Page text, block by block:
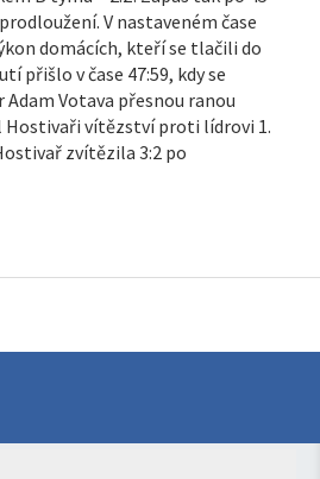
V nastaveném čase
domácích, kteří se tlačili do
přišlo v čase 47:59, kdy se
Votava přesnou ranou
Hostivaři vítězství proti lídrovi 1.
zvítězila 3:2 po